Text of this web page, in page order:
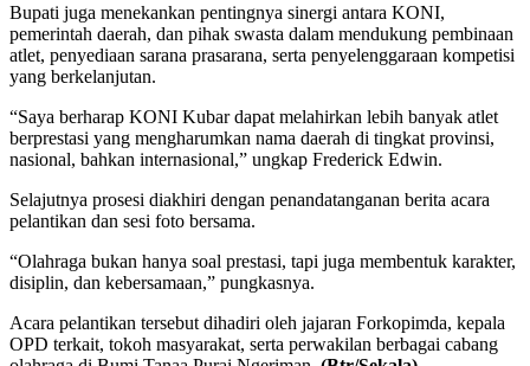
Bupati juga menekankan pentingnya sinergi antara KONI,
pemerintah daerah, dan pihak swasta dalam mendukung pembinaan
atlet, penyediaan sarana prasarana, serta penyelenggaraan kompetisi
yang berkelanjutan.
“Saya berharap KONI Kubar dapat melahirkan lebih banyak atlet
berprestasi yang mengharumkan nama daerah di tingkat provinsi,
nasional, bahkan internasional,” ungkap Frederick Edwin.
Selajutnya prosesi diakhiri dengan penandatanganan berita acara
pelantikan dan sesi foto bersama.
“Olahraga bukan hanya soal prestasi, tapi juga membentuk karakter,
disiplin, dan kebersamaan,” pungkasnya.
Acara pelantikan tersebut dihadiri oleh jajaran Forkopimda, kepala
OPD terkait, tokoh masyarakat, serta perwakilan berbagai cabang